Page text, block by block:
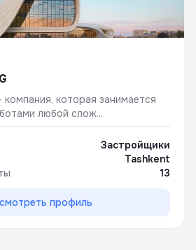
компания, которая занимается
любой слож...
Застройщики
Tashkent
13
профиль